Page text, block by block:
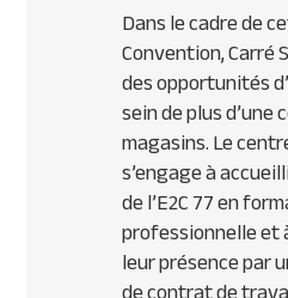
Dans le cadre de
Convention, Carré
des opportunités
sein de plus d’une
magasins. Le
s’engage à
de l’E2C 77 en
professionnelle et
leur présence par